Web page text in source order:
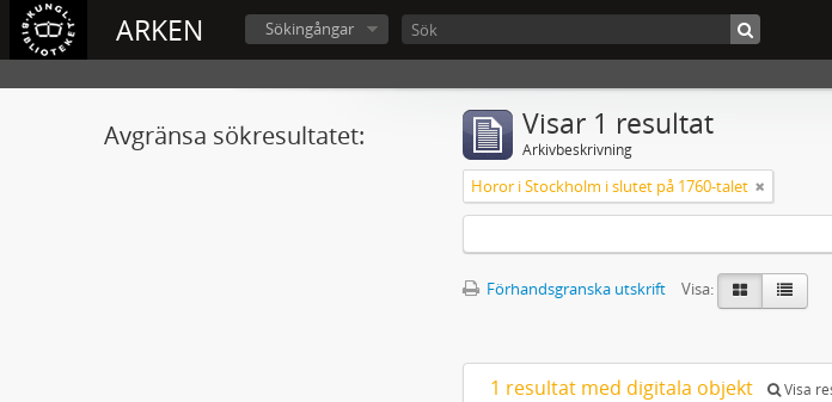
ARKEN Sökingångar
Avgränsa sökresultatet: Visar 1 resultat
Arkivbeskrivning
Horor i Stockholm i slutet på 1760-talet
Förhandsgranska utskrift
Visa:
1 resultat med digitala objekt Visa